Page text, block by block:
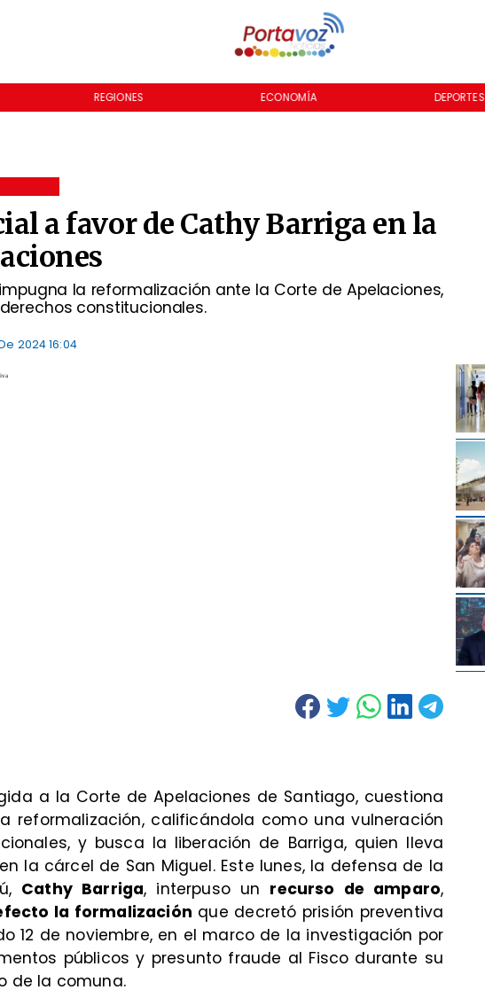
REGIONES ECONOMÍA DEPORTES
a favor de Cathy Barriga en la
la reformalización ante la Corte de Apelaciones,
constitucionales.
2024 16:04
a la Corte de Apelaciones de Santiago, cuestiona
reformalización, calificándola como una vulneración
y busca la liberación de Barriga, quien lleva
la cárcel de San Miguel. Este lunes, la defensa de la
Cathy Barriga, interpuso un recurso de amparo,
la formalización que decretó prisión preventiva
12 de noviembre, en el marco de la investigación por
públicos y presunto fraude al Fisco durante su
de la comuna.